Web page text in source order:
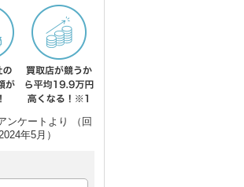
ンケートより （回
年5月）